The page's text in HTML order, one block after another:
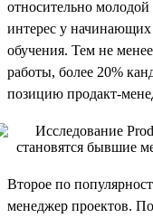
относительно
интерес у начинающих
обучения. Тем не
работы, более 20%
позицию продакт-
Второе по
менеджер проектов.